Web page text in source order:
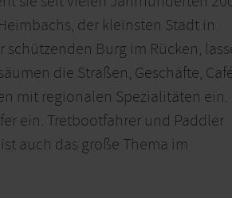
der kleinsten Stadt in
Burg im Rücken,
die Straßen, Geschäfte,
mit regionalen Spezialitäten ein.
ein. Tretbootfahrer und Paddler
auch das große Thema im